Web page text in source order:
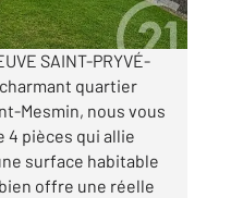
SAINT-PRYVÉ-
charmant quartier
Mesmin, nous vous
4 pièces qui allie
surface habitable
offre une réelle